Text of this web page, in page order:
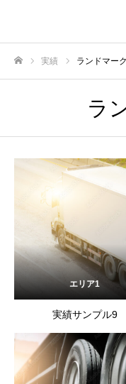
実績 ランドマー
ラ
エリア1
実績サンプル9